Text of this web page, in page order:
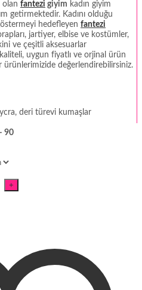
olan fantezi giyim kadın giyim
getirmektedir. Kadını olduğu
hedefleyen fantezi
jartiyer, elbise ve kostümler,
ve çeşitli aksesuarlar
uygun fiyatlı ve orjinal ürün
değerlendirebilirsiniz.
deri türevi kumaşlar
90